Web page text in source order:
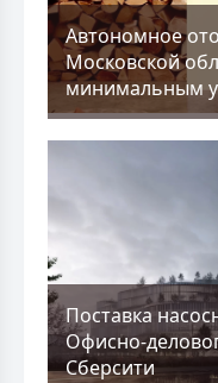
Aвтономное
Московской
минимальным
Поставка
Офисно-
Сберсити